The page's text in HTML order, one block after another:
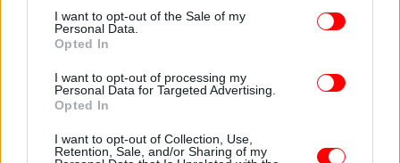
consent section.
I want to opt-out of the Sale of my
Personal Data.
Opted In
I want to opt-out of processing my
Personal Data for Targeted Advertising.
Opted In
I want to opt-out of Collection, Use,
Retention, Sale, and/or Sharing of my